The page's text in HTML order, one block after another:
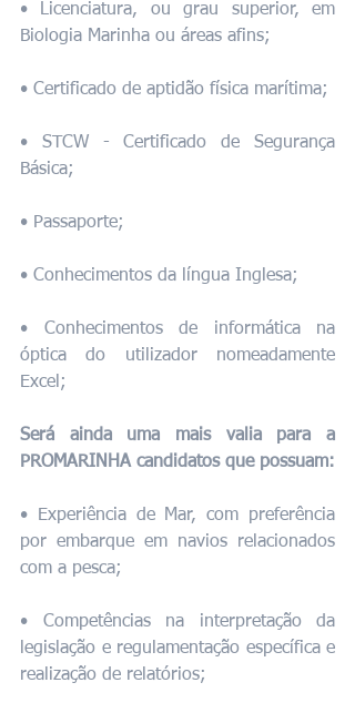
• Licenciatura, ou grau superior, em
Biologia Marinha ou áreas afins;
• Certificado de aptidão física marítima;
• STCW - Certificado de Segurança
Básica;
• Passaporte;
• Conhecimentos da língua Inglesa;
• Conhecimentos de informática na
óptica do utilizador nomeadamente
Excel;
Será ainda uma mais valia para a
PROMARINHA candidatos que possuam:
• Experiência de Mar, com preferência
por embarque em navios relacionados
com a pesca;
• Competências na interpretação da
legislação e regulamentação específica e
realização de relatórios;